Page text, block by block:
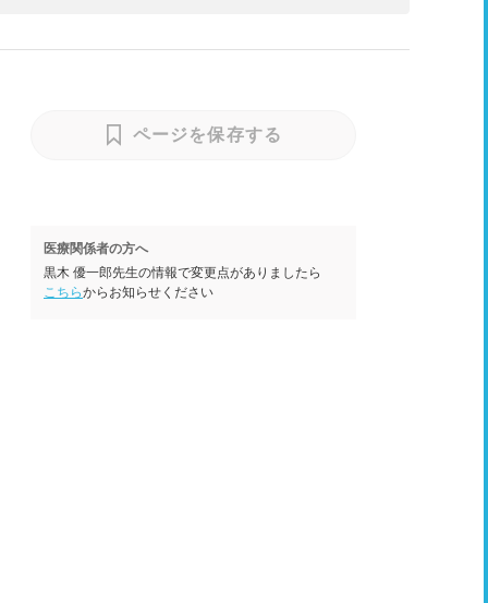
ページを保存する
医療関係者の方へ
黒木 優一郎先生の情報で変更点がありましたら
こちらからお知らせください